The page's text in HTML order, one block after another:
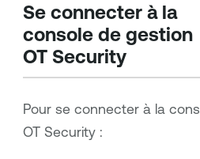
Se connecter à la
console de gestion
OT Security
Pour se connecter à la
OT Security: